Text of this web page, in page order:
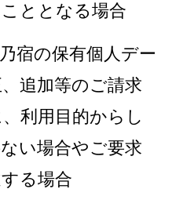
ととなる場合
宿の保有個人デー
追加等のご請求
利用目的からし
い場合やご要求
る場合